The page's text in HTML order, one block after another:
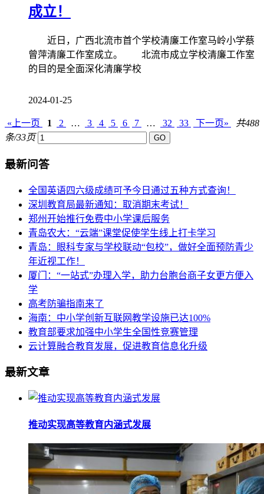
成立！
近日，广西北流市首个学校清廉工作室马岭小学蔡
曾萍清廉工作室成立。 北流市成立学校清廉工作室
的目的是全面深化清廉学校
2024-01-25
«上一页 1 2 … 3 4 5 6 7 … 32 33 下一页»
共488
条/33页
最新问答
全国英语四六级成绩可予今日通过五种方式查询！
深圳教育局最新通知：取消期末考试！
郑州开始推行免费中小学课后服务
青岛农大：“云端”课堂促使学生线上打卡学习
青岛：眼科专家与学校联动“包校”，做好全面预防青少
年近视工作！
厦门：“一站式”办理入学，助力台胞台商子女更方便入
学
高考防骗指南来了
海南：中小学创新互联网教学设施已达100%
教育部要求加强中小学生全国性竞赛管理
云计算融合教育发展，促进教育信息化升级
最新文章
推动实现高等教育内涵式发展